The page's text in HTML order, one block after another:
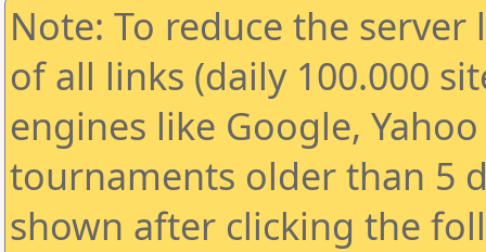
Note: To reduce the
of all links (daily 100.000
engines like Google,
tournaments older than 5
shown after clicking the